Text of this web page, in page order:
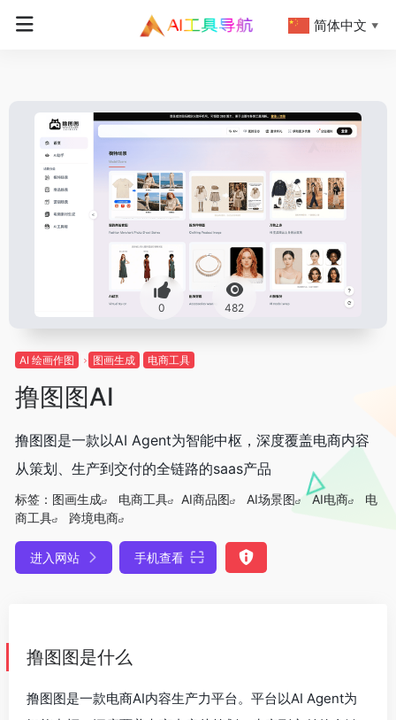
0 482
AI 绘画作图 图画生成 电商工具
撸图图AI
撸图图是一款以AI Agent为智能中枢，深度覆盖电商内容
从策划、生产到交付的全链路的saas产品
标签： 图画生成 电商工具 AI商品图 AI场景图 AI电商
电
商工具
跨境电商
进入网站 手机查看
撸图图是什么
撸图图是一款电商AI内容生产力平台。平台以AI Agent为
简体中文 ▼